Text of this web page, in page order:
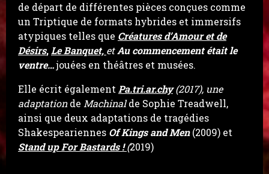
de départ de différentes pièces conçues comme
un Triptique de formats hybrides et immersifs
atypiques telles que Créatures d’Amour et de
Désirs,Le Banquet, etAu commencement était le
ventre…jouées en théâtres et musées.
Elle écrit également Pa.tri.ar.chy(2017), une
adaptationde Machinalde Sophie Treadwell,
ainsi que deux adaptations de tragédies
Shakespeariennes Of Kings and Men (2009) et
Stand up For Bastards ! (2019)